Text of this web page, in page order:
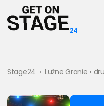
Stage24 › Luźne Granie •